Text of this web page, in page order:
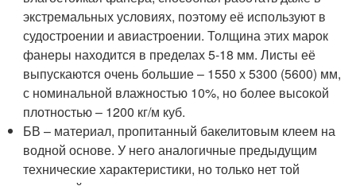
экстремальных условиях, поэтому её используют в
судостроении и авиастроении. Толщина этих марок
фанеры находится в пределах 5-18 мм. Листы её
выпускаются очень большие – 1550 х 5300 (5600) мм,
с номинальной влажностью 10%, но более высокой
плотностью – 1200 кг/м куб.
БВ – материал, пропитанный бакелитовым клеем на
водной основе. У него аналогичные предыдущим
технические характеристики, но только нет той